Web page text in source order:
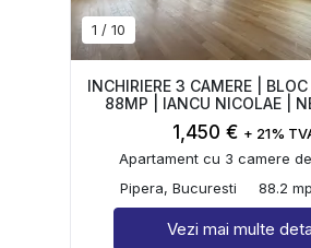
1 / 10
INCHIRIERE 3 CAMERE | BLOC
88MP | IANCU NICOLAE |
1,450 € + 21%
Apartament cu 3 camere
Pipera, Bucuresti
88.2 mp
Vezi mai multe